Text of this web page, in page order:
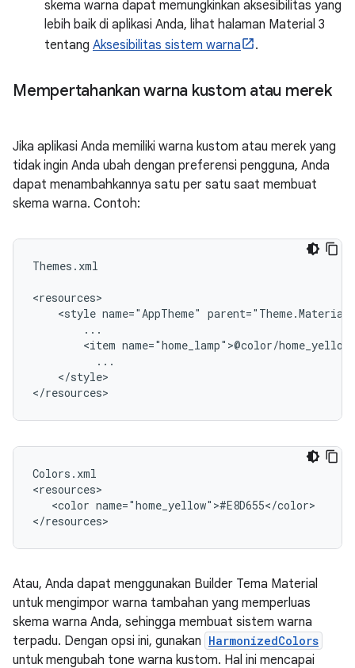
skema warna dapat memungkinkan aksesibilitas yang
lebih baik di aplikasi Anda, lihat halaman Material 3
tentang Aksesibilitas sistem warna .
Mempertahankan warna kustom atau merek
Jika aplikasi Anda memiliki warna kustom atau merek yang
tidak ingin Anda ubah dengan preferensi pengguna, Anda
dapat menambahkannya satu per satu saat membuat
skema warna. Contoh:
Themes.xml
<style name="AppTheme"
<item
</style>
Colors.xml
<color name="home_yellow">#E8D655</color>
Atau, Anda dapat menggunakan Builder Tema Material
untuk mengimpor warna tambahan yang memperluas
skema warna Anda, sehingga membuat sistem warna
terpadu. Dengan opsi ini, gunakan HarmonizedColors
untuk mengubah tone warna kustom. Hal ini mencapai